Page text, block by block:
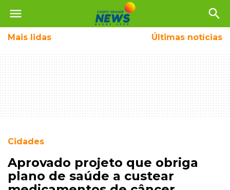
menu search
Mais lidas Últimas notícias
Cidades
Aprovado projeto que obriga
plano de saúde a custear